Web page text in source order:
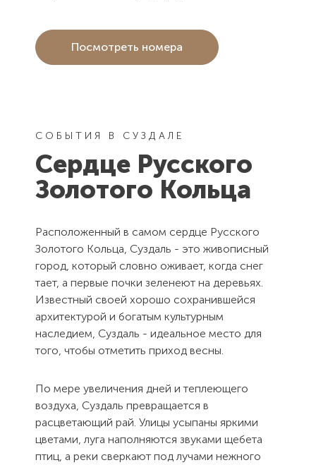
Посмотреть номера
СОБЫТИЯ В СУЗДАЛЕ
Сердце Русского
Золотого Кольца
Расположенный в самом сердце Русского
Золотого Кольца, Суздаль - это живописный
город, который словно оживает, когда снег
тает, а первые почки зеленеют на деревьях.
Известный своей хорошо сохранившейся
архитектурой и богатым культурным
наследием, Суздаль - идеальное место для
того, чтобы отметить приход весны.
По мере увеличения дней и теплеющего
воздуха, Суздаль превращается в
расцветающий рай. Улицы усыпаны яркими
цветами, луга наполняются звуками щебета
птиц, а реки сверкают под лучами нежного